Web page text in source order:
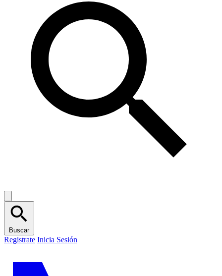
Buscar
Registrate Inicia Sesión